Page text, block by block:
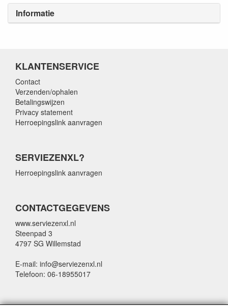
Informatie
KLANTENSERVICE
Contact
Verzenden/ophalen
Betalingswijzen
Privacy statement
Herroepingslink aanvragen
SERVIEZENXL?
Herroepingslink aanvragen
CONTACTGEGEVENS
www.serviezenxl.nl
Steenpad 3
4797 SG Willemstad
E-mail: info@serviezenxl.nl
Telefoon: 06-18955017